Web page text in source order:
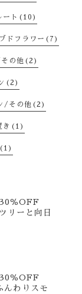
ート(10)
ドフラワー(7)
その他(2)
(2)
/その他(2)
き(1)
％OFF
リーと向日
％OFF
んわりスモ